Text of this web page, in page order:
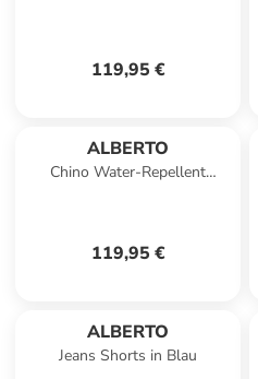
119,95 €
ALBERTO
Chino Water-Repellent
119,95 €
ALBERTO
Jeans Shorts in Blau